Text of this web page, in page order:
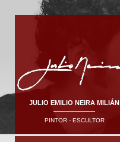
JULIO EMILIO NEIRA MILIÁN
PINTOR - ESCULTOR